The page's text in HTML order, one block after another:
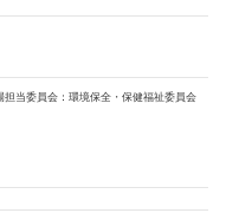
担当委員会：環境保全・保健福祉委員会